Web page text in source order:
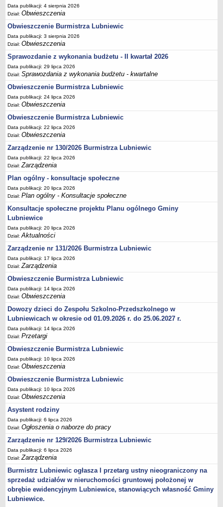
Plan pracy Rady Miejskiej
Terminy posiedzeń Rady
Protokoły z posiedzeń Rady Miejskiej
Składy Komisji
Terminy posiedzeń Komisji
Plan pracy Komisji Rewizyjnej
Plan pracy pozostałych Komisji
Oświadczenia majątkowe
Zapytania radnych wraz z odpowiedziami
Apele
JEDNOSTKI ORGANIZACYJNE
Biblioteka - Centrum Kultury
Zespół Szkolno-Przedszkolny
Miejsko-Gminny Ośrodek Pomocy Społecznej
Zakład Gospodarki Komunalnej
Środowiskowy Dom Samopomocy
MAJĄTEK I FINANSE
Budżet Gminy
Majątek Gminy
Sprawozdania z wykonania budżetu - kwartalne
Sprawozdania z wykonania budżetu - półroczne, roczne
Umorzenia, odroczenia, raty
Fundacje i Stowarzyszenia dofinansowane z JST
Pomoc publiczna
Budżet obywatelski
Majątek jednostek podległych
Koszt wychowania przedszkolnego
Stawki czynszów najmu lokali mieszkalnych
Zamówienia publiczne
Sprzedaż mienia
Sprzedaż nieruchomości
Zapytania ofertowe
Plan zamówień publicznych
PRAWO LOKALNE
Statut
Uchwały Rady Miejskiej
Zarządzenia Burmistrza
Data publikacji: 4 sierpnia 2026
Dział:Obwieszczenia
Obwieszczenie Burmistrza Lubniewic
Data publikacji: 3 sierpnia 2026
Dział:Obwieszczenia
Sprawozdanie z wykonania budżetu - II kwartał 2026
Data publikacji: 29 lipca 2026
Dział:Sprawozdania z wykonania budżetu - kwartalne
Obwieszczenie Burmistrza Lubniewic
Data publikacji: 24 lipca 2026
Dział:Obwieszczenia
Obwieszczenie Burmistrza Lubniewic
Data publikacji: 22 lipca 2026
Dział:Obwieszczenia
Zarządzenie nr 130/2026 Burmistrza Lubniewic
Data publikacji: 22 lipca 2026
Dział:Zarządzenia
Plan ogólny - konsultacje społeczne
Data publikacji: 20 lipca 2026
Dział:Plan ogólny - Konsultacje społeczne
Konsultacje społeczne projektu Planu ogólnego Gminy
Lubniewice
Data publikacji: 20 lipca 2026
Dział:Aktualności
Zarządzenie nr 131/2026 Burmistrza Lubniewic
Data publikacji: 17 lipca 2026
Dział:Zarządzenia
Obwieszczenie Burmistrza Lubniewic
Data publikacji: 14 lipca 2026
Dział:Obwieszczenia
Dowozy dzieci do Zespołu Szkolno-Przedszkolnego w
Lubniewicach w okresie od 01.09.2026 r. do 25.06.2027 r.
Data publikacji: 14 lipca 2026
Dział:Przetargi
Obwieszczenie Burmistrza Lubniewic
Data publikacji: 10 lipca 2026
Dział:Obwieszczenia
Obwieszczenie Burmistrza Lubniewic
Data publikacji: 10 lipca 2026
Dział:Obwieszczenia
Asystent rodziny
Data publikacji: 6 lipca 2026
Dział:Ogłoszenia o naborze do pracy
Zarządzenie nr 129/2026 Burmistrza Lubniewic
Data publikacji: 6 lipca 2026
Dział:Zarządzenia
Burmistrz Lubniewic ogłasza I przetarg ustny nieograniczony na
sprzedaż udziałów w nieruchomości gruntowej położonej w
obrębie ewidencyjnym Lubniewice, stanowiących własność Gminy
Lubniewice.